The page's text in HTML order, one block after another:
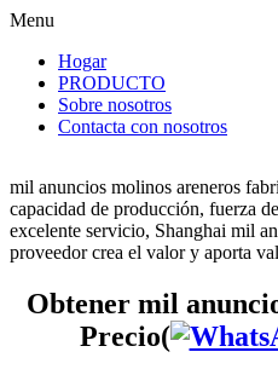
Menu
Hogar
PRODUCTO
Sobre nosotros
Contacta con nosotros
mil anuncios molinos areneros
capacidad de producción, fuerza
excelente servicio, Shanghai mil
proveedor crea el valor y aporta
Obtener mil
Precio(